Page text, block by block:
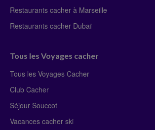
Restaurants cacher à Marseille
Restaurants cacher Dubaï
Tous les Voyages cacher
Tous les Voyages Cacher
Club Cacher
Séjour Souccot
Vacances cacher ski